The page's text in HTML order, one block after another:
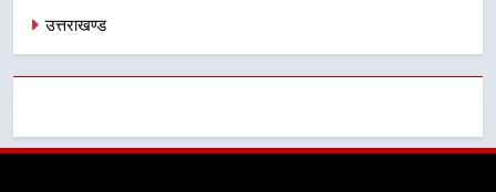
बैरागीवाला हत्याकांड के फरार चल रहे
उत्तराखण्ड